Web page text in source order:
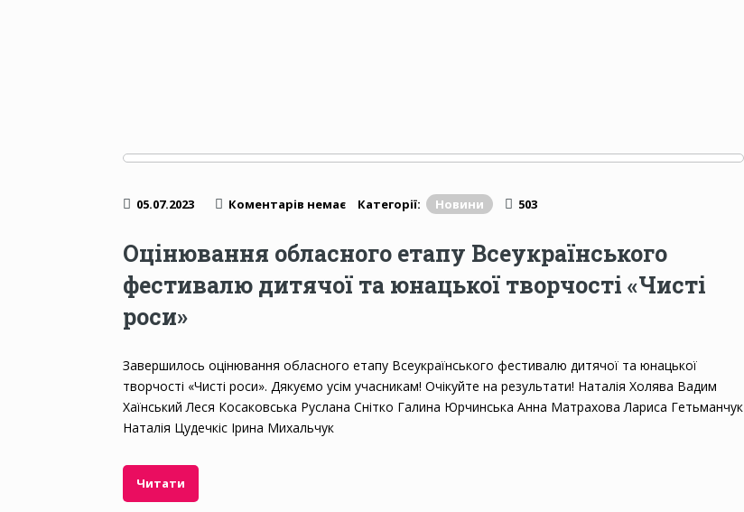
05.07.2023 Коментарів немає Категорії: Новини 503
Оцінювання обласного етапу Всеукраїнського
фестивалю дитячої та юнацької творчості «Чисті
роси»
Завершилось оцінювання обласного етапу Всеукраїнського фестивалю дитячої та юнацької
творчості «Чисті роси». Дякуємо усім учасникам! Очікуйте на результати! Наталія Холява Вадим
Хаїнський Леся Косаковська Руслана Снітко Галина Юрчинська Анна Матрахова Лариса Гетьманчук
Наталія Цудечкіс Ірина Михальчук
Читати